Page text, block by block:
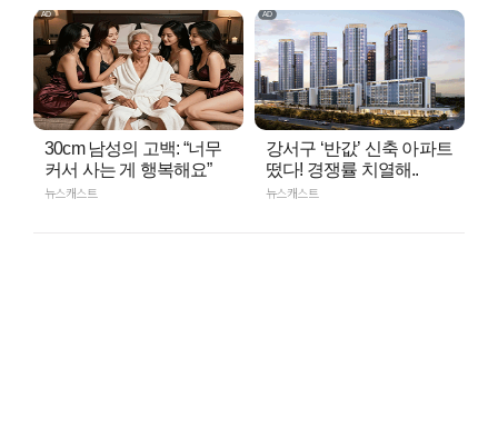
30cm 남성의 고백: “너무
커서 사는 게 행복해요”
뉴스캐스트
강서구 ‘반값’ 신축 아파트
떴다! 경쟁률 치열해..
뉴스캐스트